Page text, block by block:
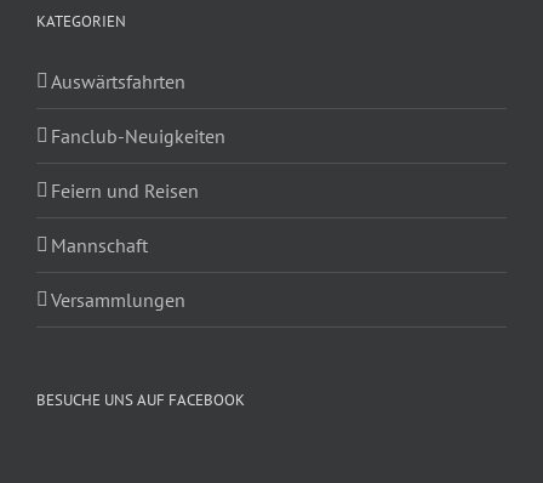
KATEGORIEN
Auswärtsfahrten
Fanclub-Neuigkeiten
Feiern und Reisen
Mannschaft
Versammlungen
BESUCHE UNS AUF FACEBOOK